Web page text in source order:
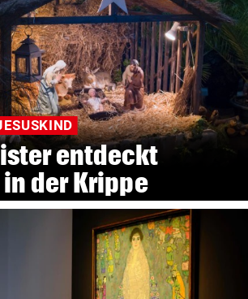
entdeckt
der Krippe